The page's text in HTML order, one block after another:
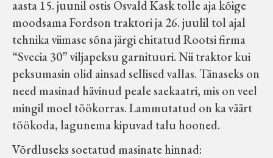
aasta 15. juunil ostis Osvald Kask tolle aja kõige
moodsama Fordson traktori ja 26. juulil tol ajal
tehnika viimase sõna järgi ehitatud Rootsi firma
“Svecia 30” viljapeksu garnituuri. Nii traktor kui
peksumasin olid ainsad sellised vallas. Tänaseks on
need masinad hävinud peale saekaatri, mis on veel
mingil moel töökorras. Lammutatud on ka väärt
töökoda, lagunema kipuvad talu hooned.
Võrdluseks soetatud masinate hinnad: